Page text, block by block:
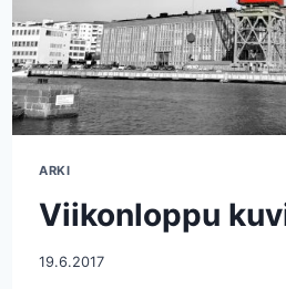
ARKI
Viikonloppu
19.6.2017